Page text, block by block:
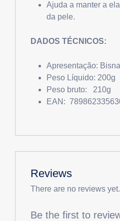
Ajuda a manter a
da pele.
DADOS TÉCNICOS:
Apresentação:
Peso Líquido: 200g
Peso bruto: 210g
EAN:
Reviews
There are no reviews yet.
Be the first to